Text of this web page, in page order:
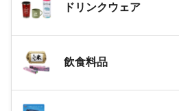
ドリンクウェア
飲食料品